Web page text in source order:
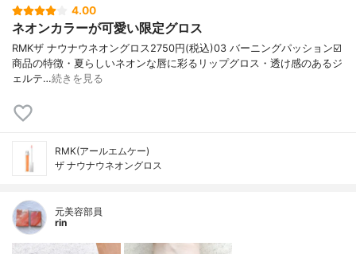
4.00
ネオンカラーが可愛い限定グロス
RMKザ ナウナウネオングロス2750円(税込)⁡⁡03 バーニングパッション⁡⁡⁡⁡☑️
商品の特徴・夏らしいネオンな唇に彩るリップグロス・透け感のあるジ
ェルテ…続きを見る
RMK(アールエムケー)
ザ ナウナウネオングロス
元美容部員
rin